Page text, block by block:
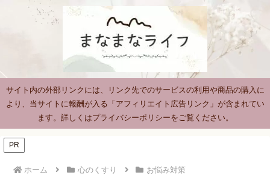
サイト内の外部リンクには、リンク先でのサービスの利用や商品の購入に
より、当サイトに報酬が入る「アフィリエイト広告リンク」が含まれてい
ます。詳しくはプライバシーポリシーをご覧ください。
PR
ホーム 心のくすり お悩み対策